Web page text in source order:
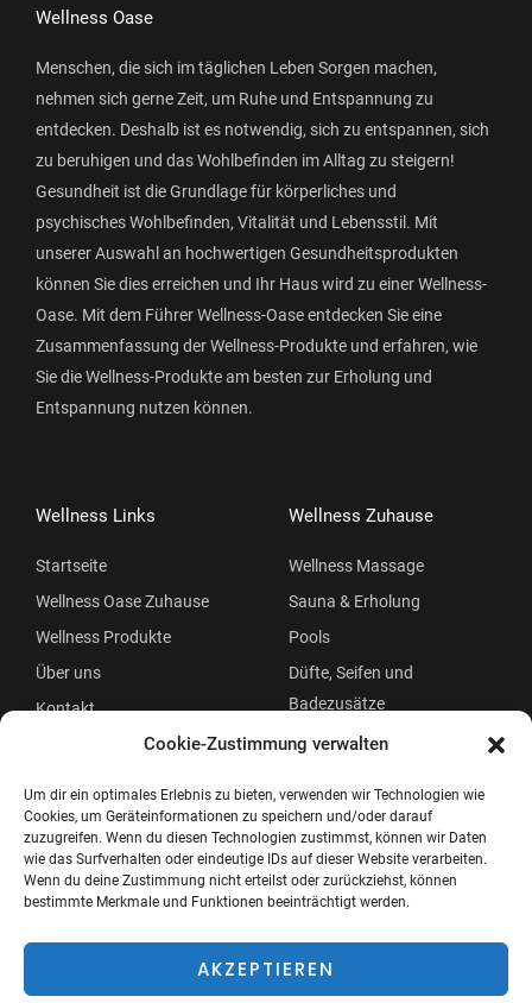
Cookie-Zustimmung verwalten
Um dir ein optimales Erlebnis zu bieten, verwenden wir Technologien wie
Cookies, um Geräteinformationen zu speichern und/oder darauf
zuzugreifen. Wenn du diesen Technologien zustimmst, können wir Daten
wie das Surfverhalten oder eindeutige IDs auf dieser Website verarbeiten.
Wenn du deine Zustimmung nicht erteilst oder zurückziehst, können
bestimmte Merkmale und Funktionen beeinträchtigt werden.
AKZEPTIEREN
Wellness Oase
Menschen, die sich im täglichen Leben Sorgen machen,
nehmen sich gerne Zeit, um Ruhe und Entspannung zu
entdecken. Deshalb ist es notwendig, sich zu entspannen, sich
zu beruhigen und das Wohlbefinden im Alltag zu steigern!
Gesundheit ist die Grundlage für körperliches und
psychisches Wohlbefinden, Vitalität und Lebensstil. Mit
unserer Auswahl an hochwertigen Gesundheitsprodukten
können Sie dies erreichen und Ihr Haus wird zu einer Wellness-
Oase. Mit dem Führer Wellness-Oase entdecken Sie eine
Zusammenfassung der Wellness-Produkte und erfahren, wie
Sie die Wellness-Produkte am besten zur Erholung und
Entspannung nutzen können.
Wellness Links
Startseite
Wellness Oase Zuhause
Wellness Produkte
Über uns
Kontakt
Wellness Zuhause
Wellness Massage
Sauna & Erholung
Pools
Düfte, Seifen und
Badezusätze
Beauty
Menü